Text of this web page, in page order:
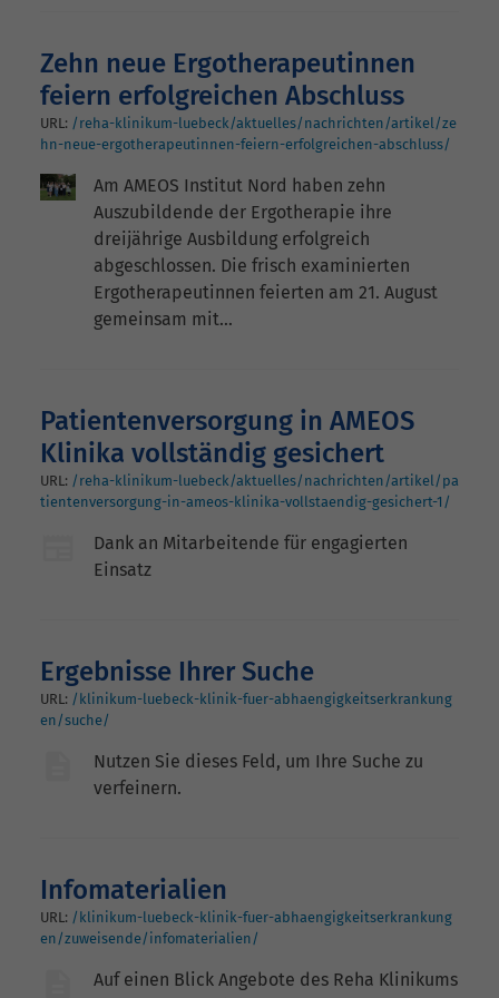
Zehn neue Ergotherapeutinnen
feiern erfolgreichen Abschluss
URL: /reha-klinikum-luebeck/aktuelles/nachrichten/artikel/ze
hn-neue-ergotherapeutinnen-feiern-erfolgreichen-abschluss/
Am AMEOS Institut Nord haben zehn
Auszubildende der Ergotherapie ihre
dreijährige Ausbildung erfolgreich
abgeschlossen. Die frisch examinierten
Ergotherapeutinnen feierten am 21. August
gemeinsam mit…
Patientenversorgung in AMEOS
Klinika vollständig gesichert
URL: /reha-klinikum-luebeck/aktuelles/nachrichten/artikel/pa
tientenversorgung-in-ameos-klinika-vollstaendig-gesichert-1/
Dank an Mitarbeitende für engagierten
Einsatz
Ergebnisse Ihrer Suche
URL: /klinikum-luebeck-klinik-fuer-abhaengigkeitserkrankung
en/suche/
Nutzen Sie dieses Feld, um Ihre Suche zu
verfeinern.
Infomaterialien
URL: /klinikum-luebeck-klinik-fuer-abhaengigkeitserkrankung
en/zuweisende/infomaterialien/
Auf einen Blick Angebote des Reha Klinikums